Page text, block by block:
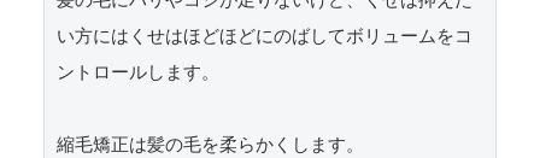
い方にはくせはほどほどにのばしてボリュームをコ
ントロールします。
縮毛矯正は髪の毛を柔らかくします。